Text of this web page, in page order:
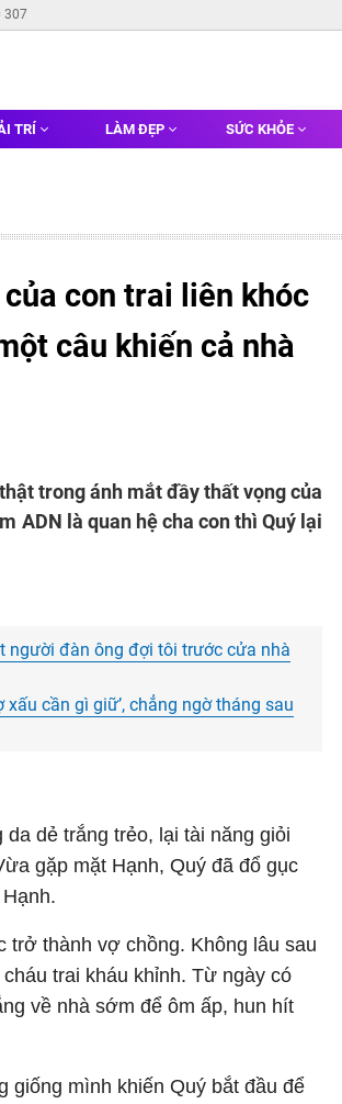
307
TRÍ LÀM ĐẸP SỨC KHỎE
con trai liên khóc
câu khiến cả nhà
trong ánh mắt đầy thất vọng của
ADN là quan hệ cha con thì Quý lại
người đàn ông đợi tôi trước cửa nhà
cần gì giữ’, chẳng ngờ tháng sau
dẻ trắng trẻo, lại tài năng giỏi
gặp mặt Hạnh, Quý đã đổ gục
trở thành vợ chồng. Không lâu sau
trai kháu khỉnh. Từ ngày có
về nhà sớm để ôm ấp, hun hít
giống mình khiến Quý bắt đầu để